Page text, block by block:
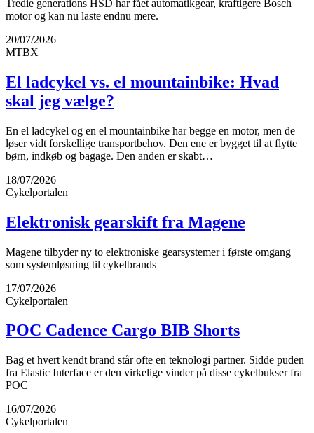
Tredie generations HSD har fået automatikgear, kraftigere Bosch
motor og kan nu laste endnu mere.
20/07/2026
MTBX
El ladcykel vs. el mountainbike: Hvad
skal jeg vælge?
En el ladcykel og en el mountainbike har begge en motor, men de
løser vidt forskellige transportbehov. Den ene er bygget til at flytte
børn, indkøb og bagage. Den anden er skabt…
18/07/2026
Cykelportalen
Elektronisk gearskift fra Magene
Magene tilbyder ny to elektroniske gearsystemer i første omgang
som systemløsning til cykelbrands
17/07/2026
Cykelportalen
POC Cadence Cargo BIB Shorts
Bag et hvert kendt brand står ofte en teknologi partner. Sidde puden
fra Elastic Interface er den virkelige vinder på disse cykelbukser fra
POC
16/07/2026
Cykelportalen